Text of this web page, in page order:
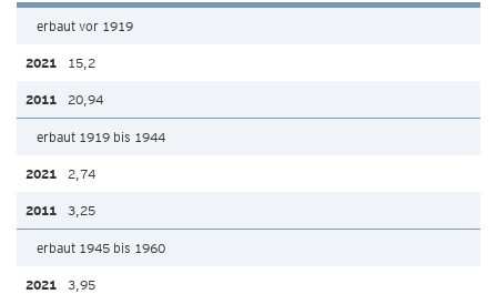
erbaut vor 1919
15,2
20,94
erbaut 1919 bis 1944
2,74
3,25
erbaut 1945 bis 1960
3,95